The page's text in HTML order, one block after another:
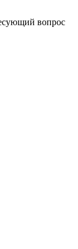
вопрос